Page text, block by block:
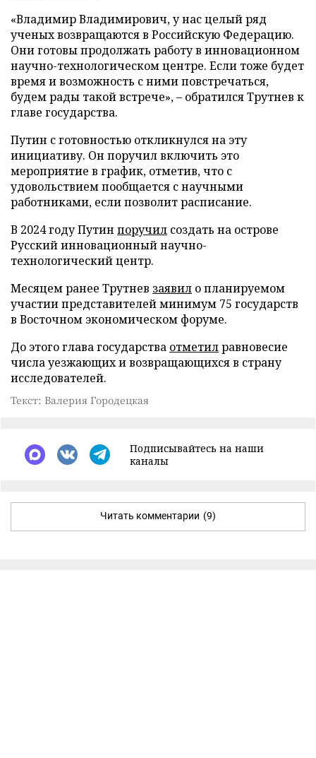
«Владимир Владимирович, у нас целый ряд
ученых возвращаются в Российскую Федерацию.
Они готовы продолжать работу в инновационном
научно-технологическом центре. Если тоже будет
время и возможность с ними повстречаться,
будем рады такой встрече», – обратился Трутнев к
главе государства.
Путин с готовностью откликнулся на эту
инициативу. Он поручил включить это
мероприятие в график, отметив, что с
удовольствием пообщается с научными
работниками, если позволит расписание.
В 2024 году Путин поручил создать на острове
Русский инновационный научно-
технологический центр.
Месяцем ранее Трутнев заявил о планируемом
участии представителей минимум 75 государств
в Восточном экономическом форуме.
До этого глава государства отметилравновесие
числа уезжающих и возвращающихся в страну
исследователей.
Текст: Валерия Городецкая
Подписывайтесь на наши
каналы
Читать комментарии (9)